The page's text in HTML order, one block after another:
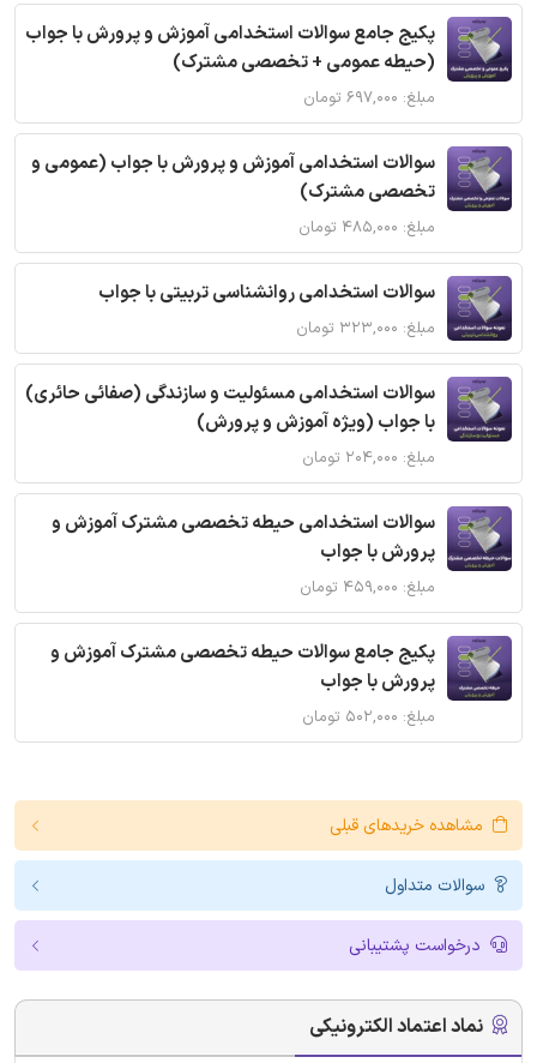
پکیج جامع سوالات استخدامی آموزش و پرورش با جواب
(حیطه عمومی + تخصصی مشترک)
مبلغ: ۶۹۷,۰۰۰ تومان
سوالات استخدامی آموزش و پرورش با جواب (عمومی و
تخصصی مشترک)
مبلغ: ۴۸۵,۰۰۰ تومان
سوالات استخدامی روانشناسی تربیتی با جواب
مبلغ: ۳۲۳,۰۰۰ تومان
سوالات استخدامی مسئولیت و سازندگی (صفائی حائری)
با جواب (ویژه آموزش و پرورش)
مبلغ: ۲۰۴,۰۰۰ تومان
سوالات استخدامی حیطه تخصصی مشترک آموزش و
پرورش با جواب
مبلغ: ۴۵۹,۰۰۰ تومان
پکیج جامع سوالات حیطه تخصصی مشترک آموزش و
پرورش با جواب
مبلغ: ۵۰۲,۰۰۰ تومان
مشاهده خریدهای قبلی
سوالات متداول
درخواست پشتیبانی
نماد اعتماد الکترونیکی